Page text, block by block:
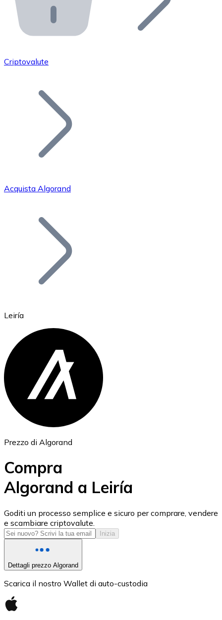
API Bitnovo
Integra la nostra API nel tuo ecosistema.
Unisciti alla nostra rete di rivenditori e
Aggiungi il token del tuo progetto al nostro servizio di
Bitcoin
Ethereum
ETH
USD Coin
USDC
Criptovalute
Acquista Algorand
Leiría
Prezzo di Algorand
Compra
Algorand a Leiría
Goditi un processo semplice e sicuro per comprare, vendere
e scambiare criptovalute.
Inizia
Dettagli prezzo Algorand
Scarica il nostro Wallet di auto-custodia